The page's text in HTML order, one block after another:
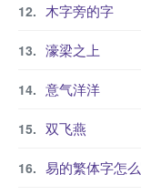
木字旁的字
濠梁之上
意气洋洋
双飞燕
易的繁体字怎么写？